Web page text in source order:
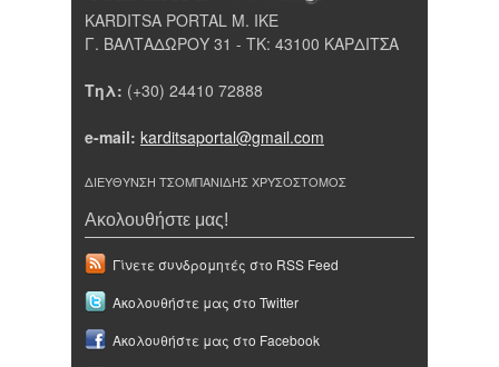
KARDITSA PORTAL Μ. ΙΚΕ
Γ. ΒΑΛΤΑΔΩΡΟΥ 31 - ΤΚ: 43100 ΚΑΡΔΙΤΣΑ
Τηλ: (+30) 24410 72888
e-mail: karditsaportal@gmail.com
ΔΙΕΥΘΥΝΣΗ ΤΣΟΜΠΑΝΙΔΗΣ ΧΡΥΣΟΣΤΟΜΟΣ
Ακολουθήστε μας!
Γίνετε συνδρομητές στο RSS Feed
Ακολουθήστε μας στο Twitter
Ακολουθήστε μας στο Facebook